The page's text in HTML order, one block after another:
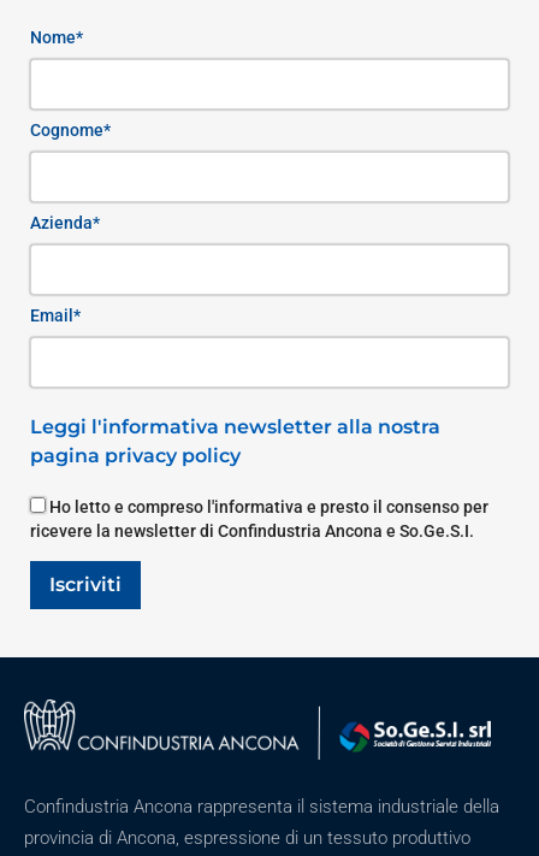
Nome*
Cognome*
Azienda*
Email*
Leggi l'informativa newsletter alla nostra
pagina privacy policy
Ho letto e compreso l'informativa e presto il consenso per
ricevere la newsletter di Confindustria Ancona e So.Ge.S.I.
Iscriviti
Confindustria Ancona rappresenta il sistema industriale della
provincia di Ancona, espressione di un tessuto produttivo